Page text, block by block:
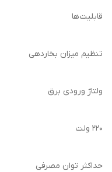
قابلیت‌ها
تنظیم میزان بخاردهی
ولتاژ ورودی برق
۲۲۰ ولت
حداکثر توان مصرفی